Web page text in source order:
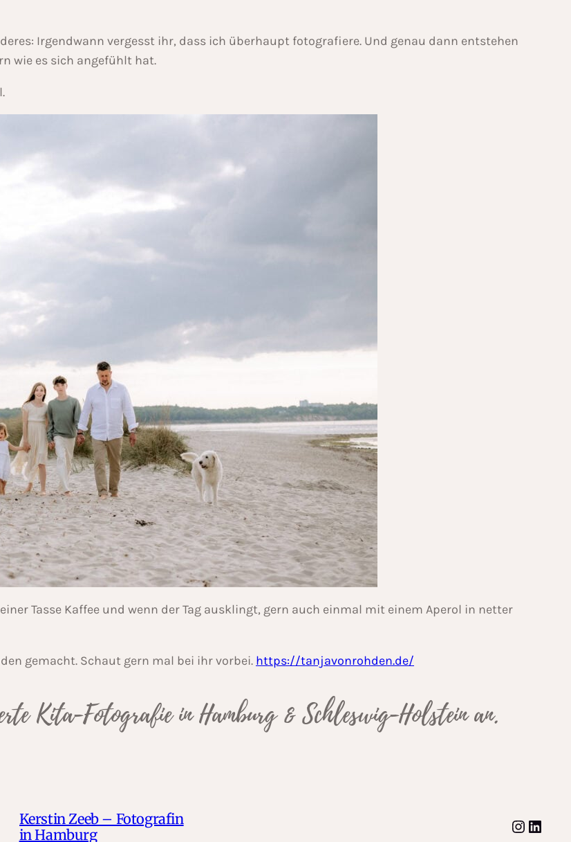
Irgendwann vergesst ihr, dass ich überhaupt fotografiere. Und genau dann entstehen
wie es sich angefühlt hat.
Tasse Kaffee und wenn der Tag ausklingt, gern auch einmal mit einem Aperol in netter
gemacht. Schaut gern mal bei ihr vorbei. https://tanjavonrohden.de/
Kita-Fotografie in Hamburg & Schleswig-Holstein an.
Kerstin Zeeb – Fotografin
in Hamburg
Instagram LinkedIn